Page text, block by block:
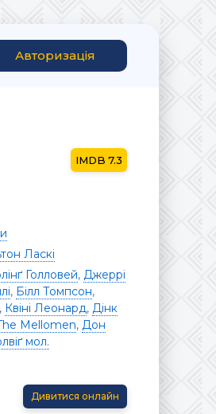
Авторизація
7.3
Ласкі
Голловей, Джеррі
, Білл Томпсон,
, Квіні Леонард, Дінк
Mellomen, Дон
мол.
Дивитися онлайн